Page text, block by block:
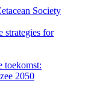
Society
strategies for
toekomst:
2050